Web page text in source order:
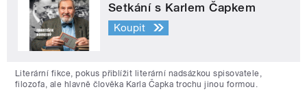
Setkání s Karlem Čapkem
Koupit
Literární fikce, pokus přiblížit literární nadsázkou spisovatele,
filozofa, ale hlavně člověka Karla Čapka trochu jinou formou.